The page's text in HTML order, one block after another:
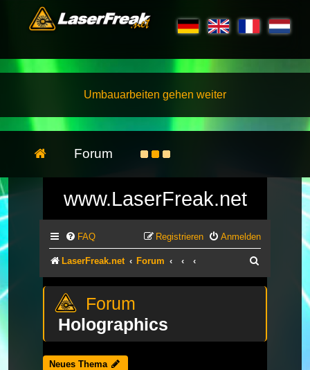
Umbauarbeiten gehen weiter
Forum
www.LaserFreak.net
FAQ Anmelden
Registrieren
LaserFreak.net Forum
Holographics
Neues Thema